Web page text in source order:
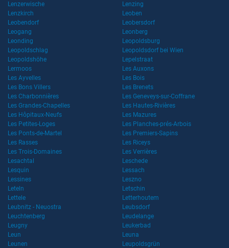
Lenzerwische
Lenzing
Lenzkirch
Leoben
Leobendorf
Leobersdorf
Leogang
Leonberg
Leonding
Leopoldsburg
Leopoldschlag
Leopoldsdorf bei Wien
Leopoldshöhe
Lepelstraat
Lermoos
Les Auxons
Les Ayvelles
Les Bois
Les Bons Villers
Les Brenets
Les Charbonnières
Les Geneveys-sur-Coffrane
Les Grandes-Chapelles
Les Hautes-Rivières
Les Hôpitaux-Neufs
Les Mazures
Les Petites-Loges
Les Planches-prés-Arbois
Les Ponts-de-Martel
Les Premiers-Sapins
Les Rasses
Les Riceys
Les Trois-Domaines
Les Verrières
Lesachtal
Leschede
Lesquin
Lessach
Lessines
Leszno
Leteln
Letschin
Lettele
Letterhoutem
Leubnitz - Neuostra
Leubsdorf
Leuchtenberg
Leudelange
Leugny
Leukerbad
Leun
Leuna
Leunen
Leupoldsgrün